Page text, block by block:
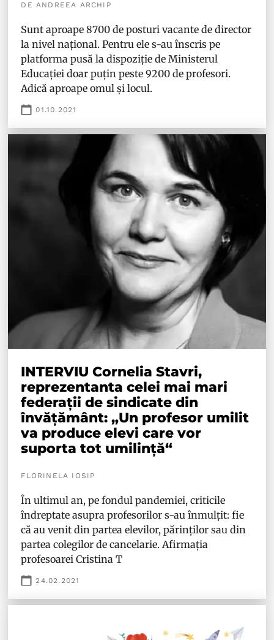
DE ANDREEA ARCHIP
Sunt aproape 8700 de posturi vacante de director
la nivel național. Pentru ele s-au înscris pe
platforma pusă la dispoziție de Ministerul
Educației doar puțin peste 9200 de profesori.
Adică aproape omul și locul.
01.10.2021
INTERVIU Cornelia Stavri,
reprezentanta celei mai mari
federații de sindicate din
învățământ: „Un profesor umilit
va produce elevi care vor
suporta tot umilință“
FLORINELA IOSIP
În ultimul an, pe fondul pandemiei, criticile
îndreptate asupra profesorilor s-au înmulțit: fie
că au venit din partea elevilor, părinților sau din
partea colegilor de cancelarie. Afirmația
profesoarei Cristina T
24.02.2021